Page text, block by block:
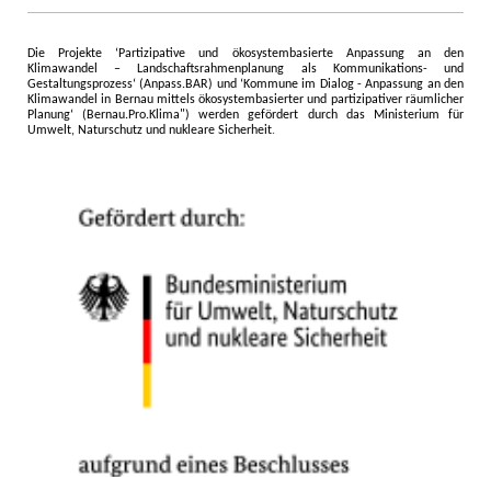
Die Projekte ‘Partizipative und ökosystembasierte Anpassung an den
Klimawandel – Landschaftsrahmenplanung als Kommunikations- und
Gestaltungsprozess‘ (Anpass.BAR) und ‘Kommune im Dialog - Anpassung an den
Klimawandel in Bernau mittels ökosystembasierter und partizipativer räumlicher
Planung‘ (Bernau.Pro.Klima") werden gefördert durch das Ministerium für
Umwelt, Naturschutz und nukleare Sicherheit.